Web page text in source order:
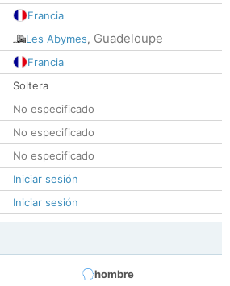
Francia
Les Abymes, Guadeloupe
Francia
Soltera
No especificado
No especificado
No especificado
Iniciar sesión
Iniciar sesión
hombre